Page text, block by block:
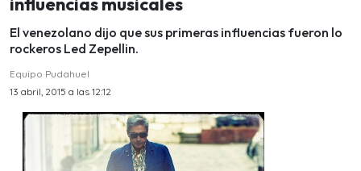
El venezolano dijo que sus primeras influencias fueron lo
rockeros Led Zepellin.
Equipo Pudahuel
13 abril, 2015 a las 12:12